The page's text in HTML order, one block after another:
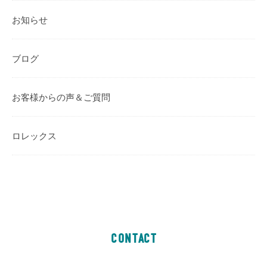
お知らせ
ブログ
お客様からの声＆ご質問
ロレックス
CONTACT